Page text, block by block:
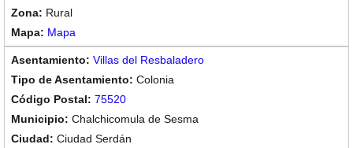
Rural
Mapa
Villas del Resbaladero
Colonia
75520
Chalchicomula de Sesma
Ciudad Serdán